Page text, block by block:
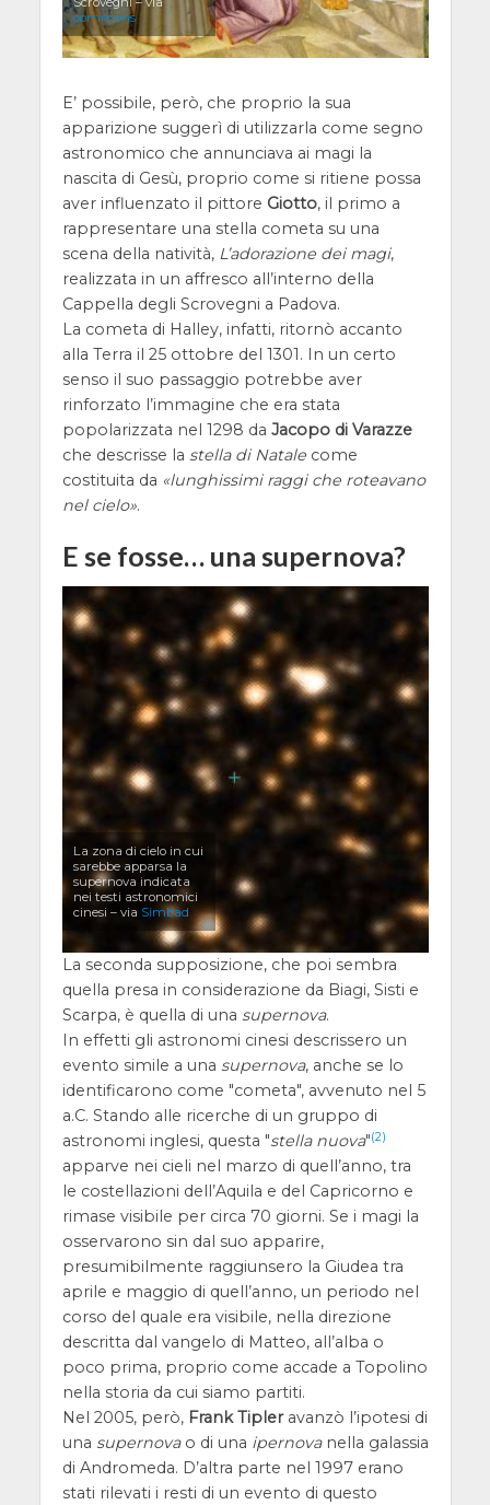
commons
E’ possibile, però, che proprio la sua
apparizione suggerì di utilizzarla come segno
astronomico che annunciava ai magi la
nascita di Gesù, proprio come si ritiene possa
aver influenzato il pittore Giotto, il primo a
rappresentare una stella cometa su una
scena della natività, L’adorazione dei magi,
realizzata in un affresco all’interno della
Cappella degli Scrovegni a Padova.
La cometa di Halley, infatti, ritornò accanto
alla Terra il 25 ottobre del 1301. In un certo
senso il suo passaggio potrebbe aver
rinforzato l’immagine che era stata
popolarizzata nel 1298 da Jacopo di Varazze
che descrisse la stella di Natalecome
costituita da
lunghissimi raggi che roteavano
nel cielo .
E se fosse… una supernova?
La zona di cielo in cui
sarebbe apparsa la
supernova indicata
nei testi astronomici
cinesi – via Simbad
La seconda supposizione, che poi sembra
quella presa in considerazione da Biagi, Sisti e
Scarpa, è quella di una supernova.
In effetti gli astronomi cinesi descrissero un
evento simile a una supernova, anche se lo
identificarono come "cometa", avvenuto nel 5
a.C. Stando alle ricerche di un gruppo di
astronomi inglesi, questa "stella nuova"(2)
apparve nei cieli nel marzo di quell’anno, tra
le costellazioni dell’Aquila e del Capricorno e
rimase visibile per circa 70 giorni. Se i magi la
osservarono sin dal suo apparire,
presumibilmente raggiunsero la Giudea tra
aprile e maggio di quell’anno, un periodo nel
corso del quale era visibile, nella direzione
descritta dal vangelo di Matteo, all’alba o
poco prima, proprio come accade a Topolino
nella storia da cui siamo partiti.
Nel 2005, però, Frank Tipleravanzò l’ipotesi di
una supernovao di una ipernovanella galassia
di Andromeda. D’altra parte nel 1997 erano
stati rilevati i resti di un evento di questo